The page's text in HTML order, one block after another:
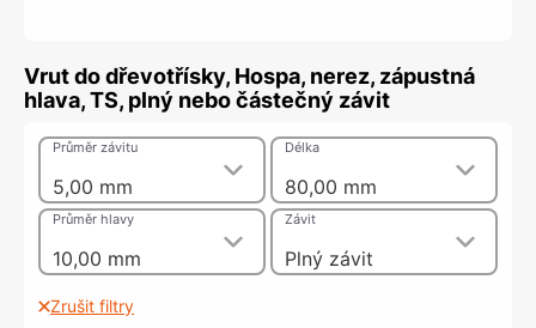
Vrut do dřevotřísky, Hospa, nerez, zápustná
hlava, TS, plný nebo částečný závit
5,00 mm
Průměr závitu
80,00 mm
Délka
10,00 mm
Průměr hlavy
Plný závit
Závit
Zrušit filtry